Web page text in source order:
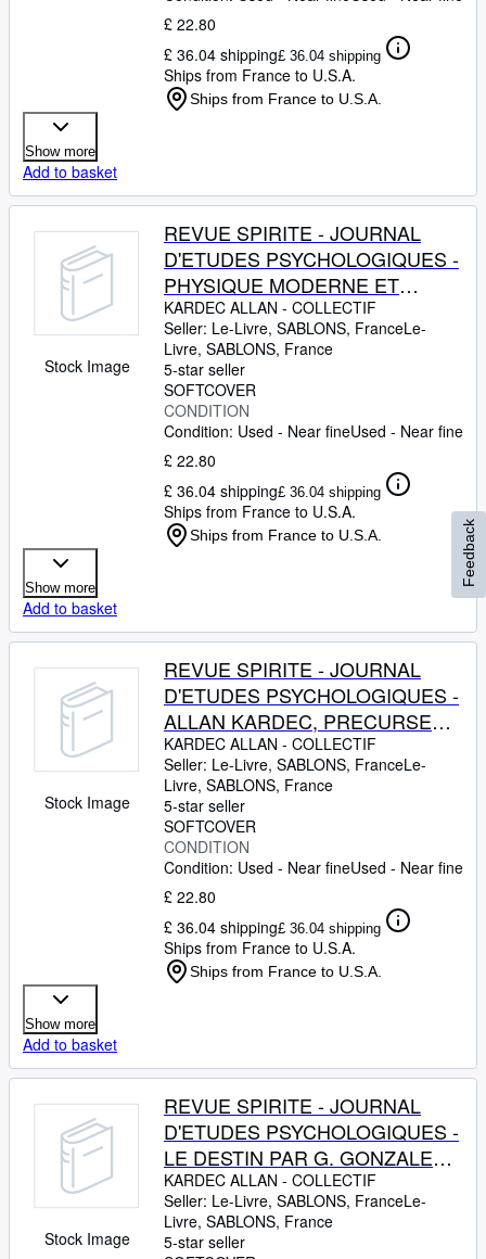
£ 22.80
£ 36.04 shipping£ 36.04 shipping
Ships from France to U.S.A.
Ships from France to U.S.A.
Show more
Add to basket
Stock Image
REVUE SPIRITE - JOURNAL
D'ETUDES PSYCHOLOGIQUES -
PHYSIQUE MODERNE ET
MONDE INVISIBLE ET ANDRE
DUMAS - DISCUSSIONS
LITTERAIRES PAR ANDRE
FAILLET - LE SIXIEME SENS
PAR A. MOREIL - LE
SPIRITUALISME DE GEORGE
SAND PAR F. GRISOT
KARDEC ALLAN - COLLECTIF
Seller: Le-Livre, SABLONS, FranceLe-
Livre, SABLONS, France
5-star seller
SOFTCOVER
CONDITION
Condition: Used - Near fineUsed - Near fine
£ 22.80
£ 36.04 shipping£ 36.04 shipping
Ships from France to U.S.A.
Ships from France to U.S.A.
Show more
Add to basket
Stock Image
REVUE SPIRITE - JOURNAL
D'ETUDES PSYCHOLOGIQUES -
ALLAN KARDEC, PRECURSEUR
SCIENTIFIQUE - DU PAIN ET
DES ETOILES PAR J.
CASAMAJOR -
METEMPSYCHOSE ET
REINCARNATION PAR R.
EMMANUEL -
KARDEC ALLAN - COLLECTIF
Seller: Le-Livre, SABLONS, FranceLe-
Livre, SABLONS, France
5-star seller
SOFTCOVER
CONDITION
Condition: Used - Near fineUsed - Near fine
£ 22.80
£ 36.04 shipping£ 36.04 shipping
Ships from France to U.S.A.
Ships from France to U.S.A.
Show more
Add to basket
Stock Image
REVUE SPIRITE - JOURNAL
D'ETUDES PSYCHOLOGIQUES -
LE DESTIN PAR G. GONZALES -
LA VOYANCE DU Dr J. BARRY
PAR H. SULYAC - LA SURVIE
D'UN STIGMATISE PAR L.
KARDEC ALLAN - COLLECTIF
Seller: Le-Livre, SABLONS, FranceLe-
Livre, SABLONS, France
5-star seller
Feedback